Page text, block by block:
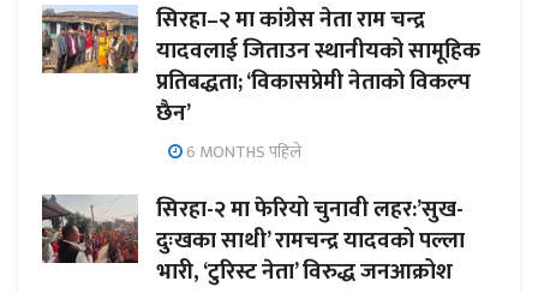
सिरहा–२ मा कांग्रेस नेता राम चन्द्र
यादवलाई जिताउन स्थानीयको सामूहिक
प्रतिबद्धता; ‘विकासप्रेमी नेताको विकल्प
छैन’
6 MONTHS पहिले
सिरहा-२ मा फेरियो चुनावी लहर:’सुख-
दुःखका साथी’ रामचन्द्र यादवको पल्ला
भारी, ‘टुरिस्ट नेता’ विरुद्ध जनआक्रोश